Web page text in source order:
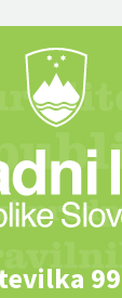
99